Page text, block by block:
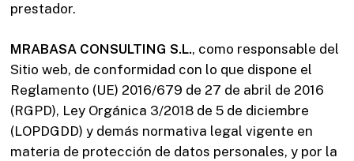
prestador.
MRABASA CONSULTING S.L., como responsable del
Sitio web, de conformidad con lo que dispone el
Reglamento (UE) 2016/679 de 27 de abril de 2016
(RGPD), Ley Orgánica 3/2018 de 5 de diciembre
(LOPDGDD) y demás normativa legal vigente en
materia de protección de datos personales, y por la